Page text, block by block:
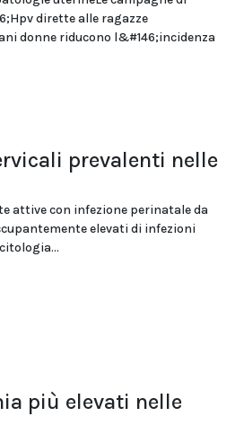
dirette alle ragazze
donne riducono l&#146;incidenza
prevalenti nelle
attive con infezione perinatale da
elevati di infezioni
più elevati nelle